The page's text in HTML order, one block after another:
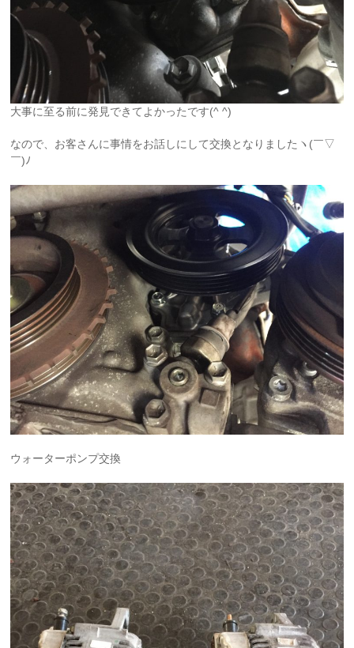
大事に至る前に発見できてよかったです(^ ^)
なので、お客さんに事情をお話しにして交換となりましたヽ(￣▽
￣)ﾉ
ウォーターポンプ交換